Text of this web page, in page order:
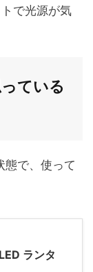
で光源が気
ている
態で、使って
ランタ